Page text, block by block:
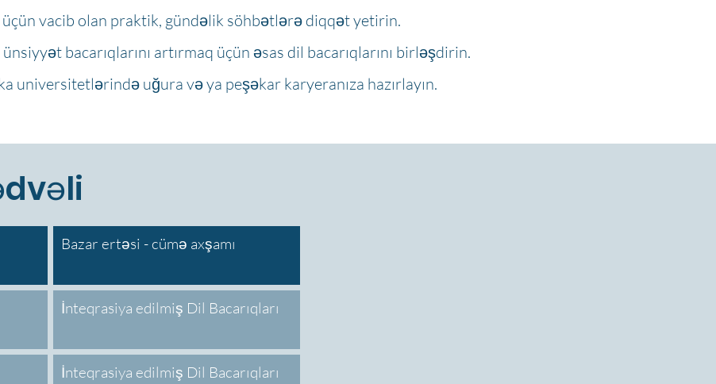
üçün vacib olan praktik, gündəlik söhbətlərə diqqət yetirin.
bacarıqlarını artırmaq üçün əsas dil bacarıqlarını birləşdirin.
universitetlərində uğura və ya peşəkar karyeranıza hazırlayın.
Bazar ertəsi - cümə axşamı
İnteqrasiya edilmiş Dil Bacarıqları
İnteqrasiya edilmiş Dil Bacarıqları